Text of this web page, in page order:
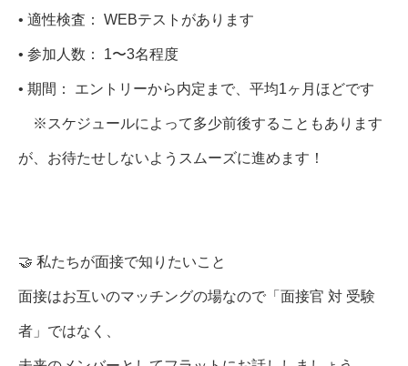
• 適性検査： WEBテストがあります
• 参加人数： 1〜3名程度
• 期間： エントリーから内定まで、平均1ヶ月ほどです
※スケジュールによって多少前後することもあります
が、お待たせしないようスムーズに進めます！
🤝 私たちが面接で知りたいこと
面接はお互いのマッチングの場なので「面接官 対 受験
者」ではなく、